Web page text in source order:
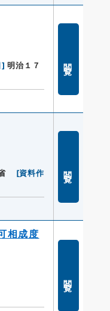
] 明治１７
[資料作
相成度